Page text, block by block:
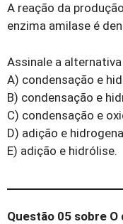
A reação da
enzima amilase é
Assinale a
A) condensação e
B) condensação e
C) condensação e
D) adição e
E) adição e hidrólise.
Questão 05 sobre